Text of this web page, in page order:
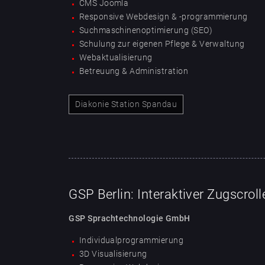
CMS Joomla
Responsive Webdesign & -programmierung
Suchmaschinenoptimierung (SEO)
Schulung zur eigenen Pflege & Verwaltung
Webaktualisierung
Betreuung & Administration
Diakonie Station Spandau
GSP Berlin: Interaktiver
GSP Sprachtechnologie GmbH
Individualprogrammierung
3D Visualisierung